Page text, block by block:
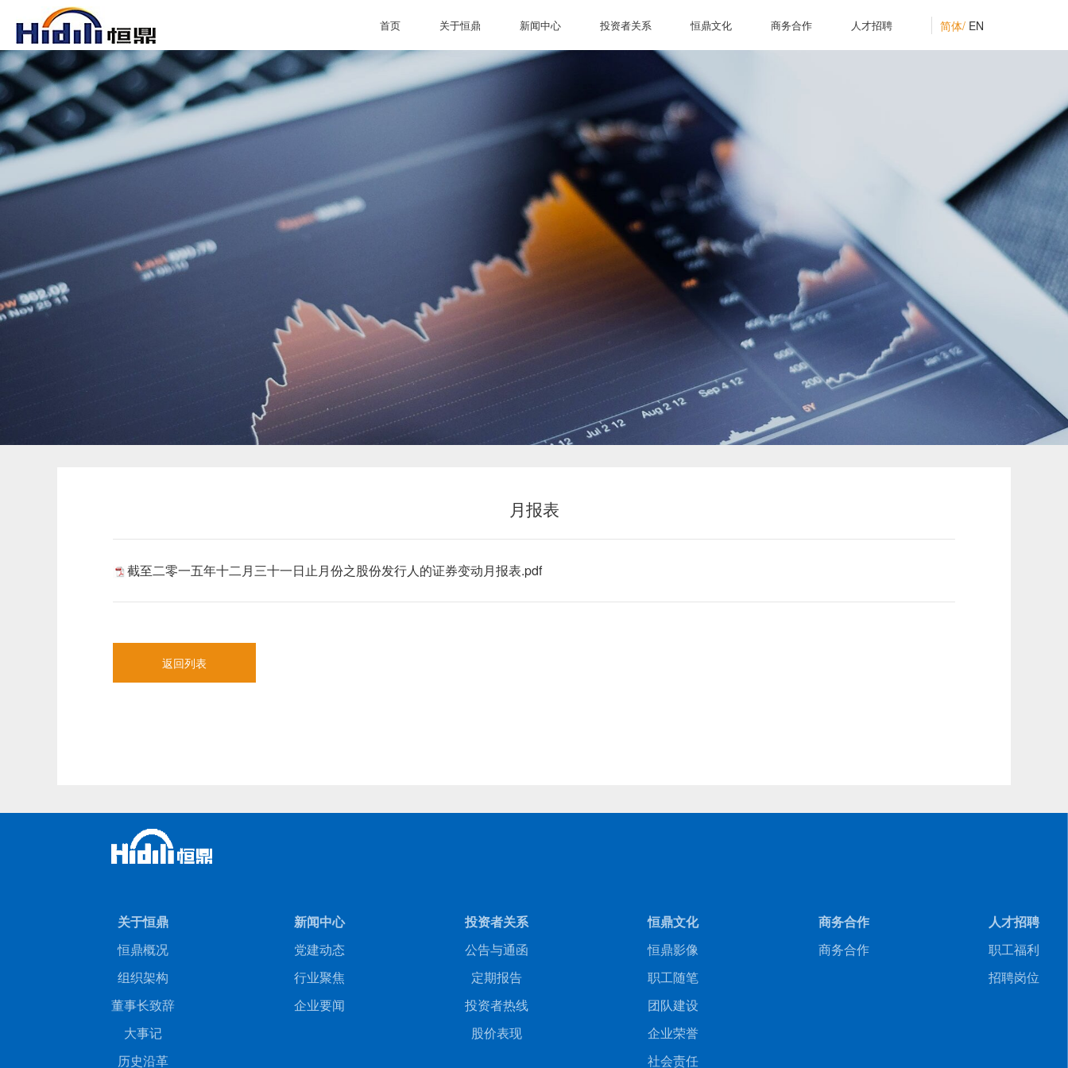
首页
关于恒鼎
新闻中心
投资者关系
商务合作
人才招聘
首页 关于恒鼎 新闻中心 投资者关系 恒鼎文化 商务合作 人才招聘 简体/ EN
月报表
截至二零一五年十二月三十一日止月份之股份发行人的证券变动月报表.pdf
返回列表
关于恒鼎
恒鼎概况
组织架构
董事长致辞
大事记
历史沿革
新闻中心
党建动态
行业聚焦
企业要闻
投资者关系
公告与通函
定期报告
投资者热线
股价表现
恒鼎文化
恒鼎影像
职工随笔
团队建设
企业荣誉
社会责任
商务合作
商务合作
人才招聘
职工福利
招聘岗位